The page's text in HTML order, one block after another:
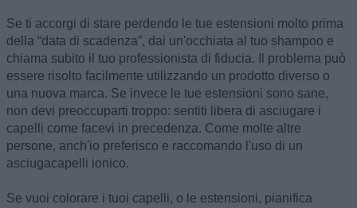
Se ti accorgi di stare perdendo le tue estensioni molto prima
della “data di scadenza”, dai un'occhiata al tuo shampoo e
chiama subito il tuo professionista di fiducia. Il problema può
essere risolto facilmente utilizzando un prodotto diverso o
una nuova marca. Se invece le tue estensioni sono sane,
non devi preoccuparti troppo: sentiti libera di asciugare i
capelli come facevi in precedenza. Come molte altre
persone, anch'io preferisco e raccomando l'uso di un
asciugacapelli ionico.
Se vuoi colorare i tuoi capelli, o le estensioni, pianifica